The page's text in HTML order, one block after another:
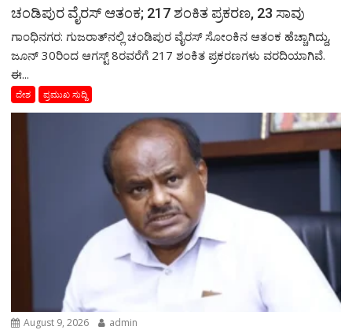
ಚಂಡಿಪುರ ವೈರಸ್ ಆತಂಕ; 217 ಶಂಕಿತ ಪ್ರಕರಣ, 23 ಸಾವು
ಗಾಂಧಿನಗರ: ಗುಜರಾತ್‌ನಲ್ಲಿ ಚಂಡಿಪುರ ವೈರಸ್ ಸೋಂಕಿನ ಆತಂಕ ಹೆಚ್ಚಾಗಿದ್ದು,
ಜೂನ್ 30ರಿಂದ ಆಗಸ್ಟ್ 8ರವರೆಗೆ 217 ಶಂಕಿತ ಪ್ರಕರಣಗಳು ವರದಿಯಾಗಿವೆ.
ಈ...
ದೇಶ ಪ್ರಮುಖ ಸುದ್ದಿ
August 9, 2026 admin